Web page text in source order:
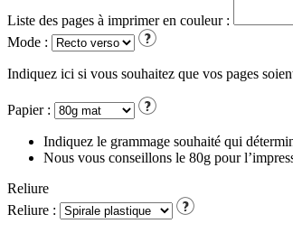
Liste des pages à imprimer en couleur :
Mode :
Indiquez ici si vous souhaitez que vos pages
Papier :
Indiquez le grammage souhaité qui
Nous vous conseillons le 80g pour
Reliure
Reliure :